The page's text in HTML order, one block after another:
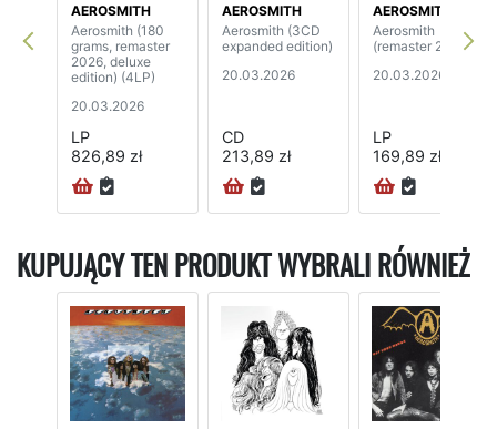
AEROSMITH
Aerosmith (180
grams, remaster
2026, deluxe
edition) (4LP)
20.03.2026
LP
826,89 zł
AEROSMITH
Aerosmith (3CD
expanded edition)
20.03.2026
CD
213,89 zł
AEROSMITH
Aerosmith
(remaster 2026)
20.03.2026
LP
169,89 zł
KUPUJĄCY TEN PRODUKT WYBRALI RÓWNIEŻ